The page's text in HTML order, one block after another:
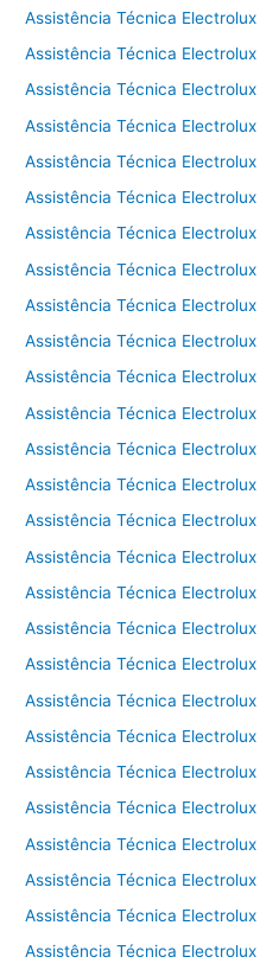
Assistência Técnica Electrolux
Assistência Técnica Electrolux
Assistência Técnica Electrolux
Assistência Técnica
Assistência Técnica
Assistência Técnica
Assistência Técnica
Assistência Técnica Electrolux
Assistência Técnica Electrolux
Assistência Técnica Electrolux
Assistência Técnica Electrolux
Assistência Técnica
Assistência Técnica
Assistência Técnica Electrolux
Assistência Técnica Electrolux
Assistência Técnica Electrolux
Assistência Técnica Electrolux
Assistência Técnica Electrolux
Assistência Técnica Electrolux
Assistência Técnica
Assistência Técnica
Assistência Técnica
Assistência Técnica Electrolux
Assistência Técnica
Assistência Técnica Electrolux
Assistência Técnica Electrolux
Assistência Técnica